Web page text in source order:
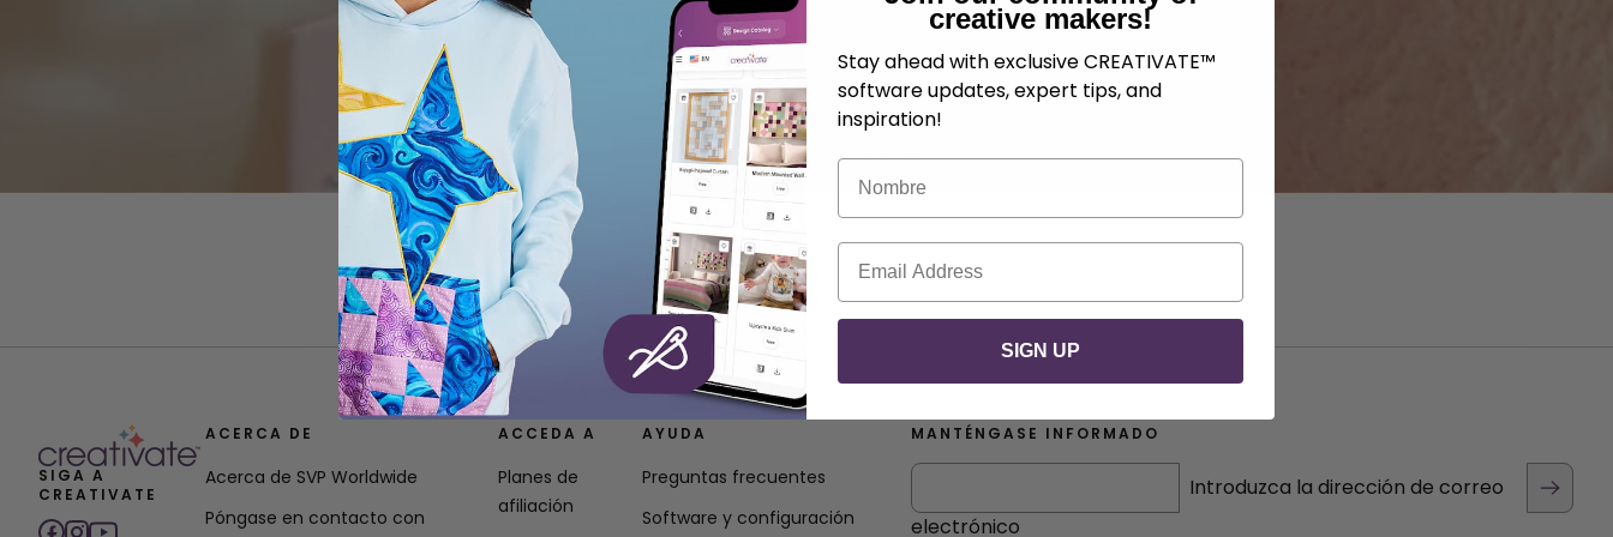
Mikael Svensson
SIGA A
CREATIVATE
ACERCA DE
Acerca de SVP Worldwide
Póngase en contacto con
ACCEDA A
Planes de
afiliación
AYUDA
Preguntas frecuentes
Software y configuración
MANTÉNGASE INFORMADO
Introduzca la dirección de correo
electrónico
creative makers!
Stay ahead with exclusive CREATIVATE™
software updates, expert tips, and
inspiration!
Nombre
Correo electrónico
SIGN UP